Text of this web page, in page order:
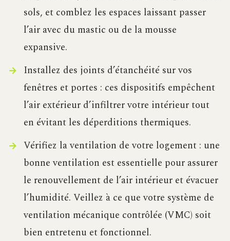
sols, et comblez les espaces laissant passer
l’air avec du mastic ou de la mousse
expansive.
Installez des joints d’étanchéité sur vos
fenêtres et portes : ces dispositifs empêchent
l’air extérieur d’infiltrer votre intérieur tout
en évitant les déperditions thermiques.
Vérifiez la ventilation de votre logement : une
bonne ventilation est essentielle pour assurer
le renouvellement de l’air intérieur et évacuer
l’humidité. Veillez à ce que votre système de
ventilation mécanique contrôlée (VMC) soit
bien entretenu et fonctionnel.